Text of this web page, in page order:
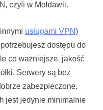
czyli w Mołdawii.
usługami VPN)
dostępu do
co ważniejsze, jakość
Serwery są bez
zabezpieczone.
jest jedynie minimalnie